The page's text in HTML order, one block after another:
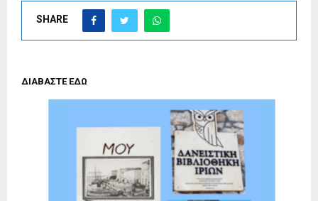
SHARE
ΔΙΑΒΑΣΤΕ ΕΔΩ